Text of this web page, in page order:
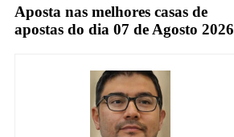
Aposta nas melhores casas de
apostas do dia 07 de Agosto 2026